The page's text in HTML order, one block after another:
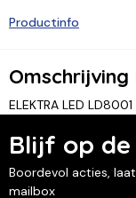
Productinfo
ELEKTRA LED
Blijf op
Boordevol acties,
mailbox